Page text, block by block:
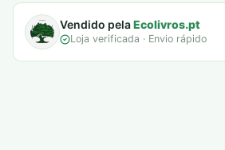
Vendido pelaEcolivros.pt
Loja verificada · Envio rápido